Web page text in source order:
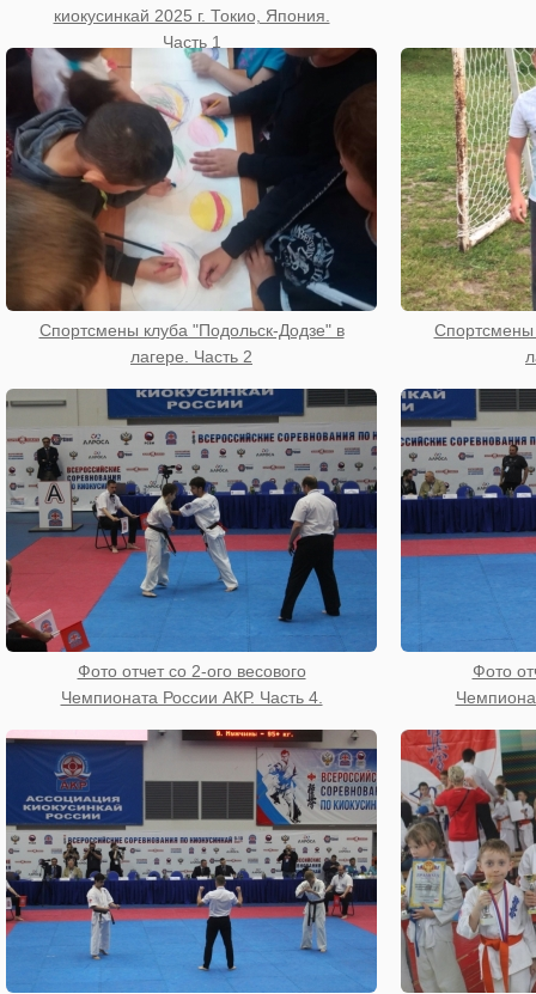
киокусинкай 2025 г. Токио, Япония.
Часть 1
Спортсмены клуба "Подольск-Додзе" в
лагере. Часть 2
Спортсмены
Фото отчет со 2-ого весового
Чемпионата России АКР. Часть 4.
Фото